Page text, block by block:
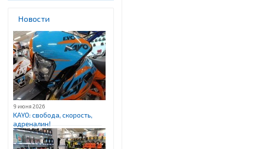
Новости
9 июня 2026
KAYO: свобода, скорость,
адреналин!